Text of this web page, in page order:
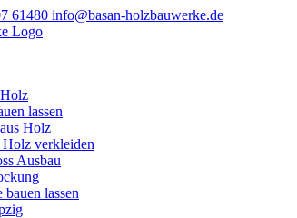
61480 info@basan-holzbauwerke.de
lassen
Holz
Holz verkleiden
Ausbau
bauen lassen